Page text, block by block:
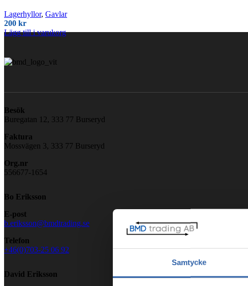
Samtycke
Lagerhyllor, Gavlar
200 kr
Lägg till i varukorg
Besök
Buregatan 12, 333 77 Burseryd
Faktura
Mossvägen 3, 333 77 Burseryd
Org.nr
556677-1654
Bo Eriksson
E-post
b.eriksson@bmdtrading.se
Telefon
+46(0)703-25 06 92
David Eriksson